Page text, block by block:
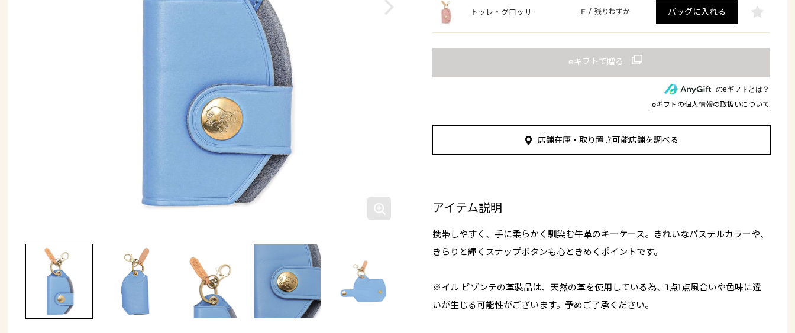
トッレ・グロッサ F / 残りわずか バッグに入れる
のeギフトとは？
eギフトの個人情報の取扱いについて
店舗在庫・取り置き可能店舗を調べる
アイテム説明
携帯しやすく、手に柔らかく馴染む牛革のキーケース。きれいなパステルカラーや、
きらりと輝くスナップボタンも心ときめくポイントです。
※イル ビゾンテの革製品は、天然の革を使用している為、1点1点風合いや色味に違
いが生じる可能性がございます。予めご了承ください。